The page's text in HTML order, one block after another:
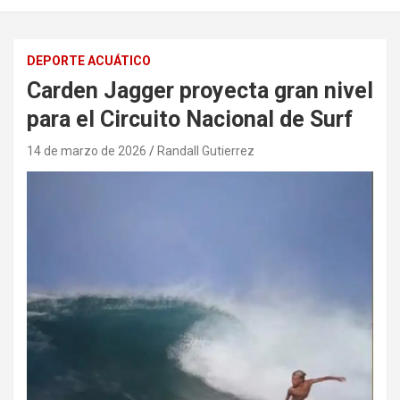
DEPORTE ACUÁTICO
Carden Jagger proyecta gran nivel
para el Circuito Nacional de Surf
14 de marzo de 2026 Randall Gutierrez